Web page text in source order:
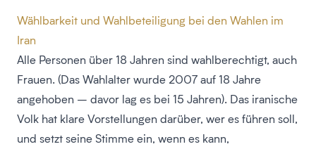
Wählbarkeit und Wahlbeteiligung bei den Wahlen im
Iran
Alle Personen über 18 Jahren sind wahlberechtigt, auch
Frauen. (Das Wahlalter wurde 2007 auf 18 Jahre
angehoben – davor lag es bei 15 Jahren). Das iranische
Volk hat klare Vorstellungen darüber, wer es führen soll,
und setzt seine Stimme ein, wenn es kann,